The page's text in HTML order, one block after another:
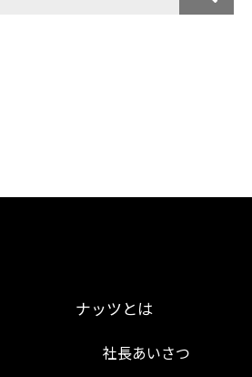
ナッツとは
社長あいさつ